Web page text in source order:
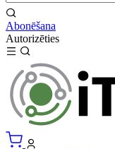
Abonēšana
Autorizēties